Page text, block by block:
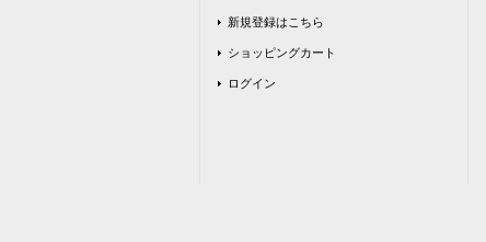
新規登録はこちら
ショッピングカート
ログイン